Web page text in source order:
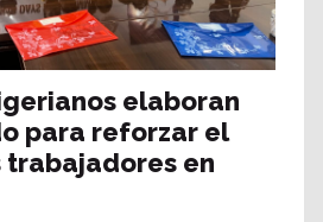
elaboran
para reforzar el
trabajadores en